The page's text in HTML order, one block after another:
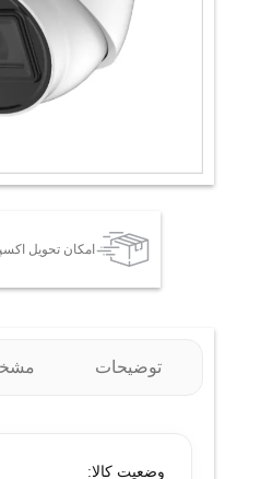
امکان تحویل
توضیحات
وضعیت کالا: